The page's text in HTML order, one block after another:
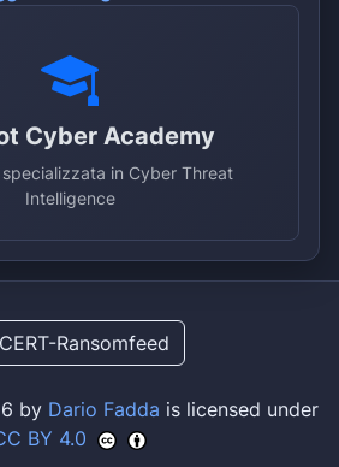
Cyber Academy
specializzata in Cyber Threat
Intelligence
CERT-Ransomfeed
by Dario Fadda is licensed under
BY 4.0